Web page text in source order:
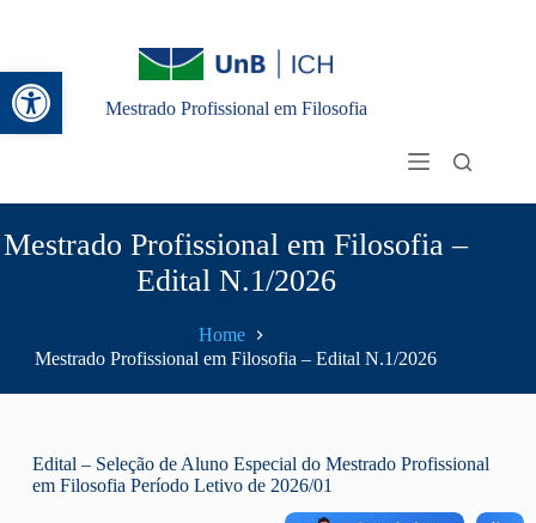
Abrir a barra de ferramentas
Mestrado Profissional em Filosofia
Mestrado Profissional em Filosofia –
Edital N.1/2026
Home
Mestrado Profissional em Filosofia – Edital N.1/2026
Edital – Seleção de Aluno Especial do Mestrado Profissional
em Filosofia Período Letivo de 2026/01